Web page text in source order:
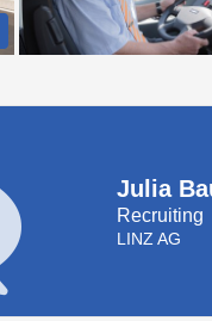
Julia
Recruiting
LINZ AG